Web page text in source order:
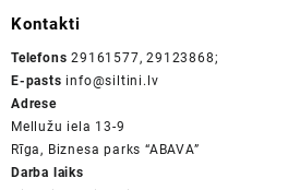
Kontakti
Telefons 29161577, 29123868;
E-pasts info@siltini.lv
Adrese
Mellužu iela 13-9
Rīga, Biznesa parks “ABAVA”
Darba laiks